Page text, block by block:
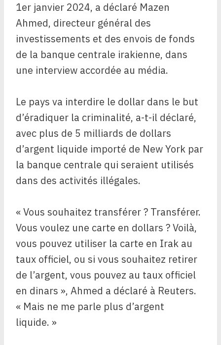
1er janvier 2024, a déclaré Mazen
Ahmed, directeur général des
investissements et des envois de fonds
de la banque centrale irakienne, dans
une interview accordée au média.
Le pays va interdire le dollar dans le but
d’éradiquer la criminalité, a-t-il déclaré,
avec plus de 5 milliards de dollars
d’argent liquide importé de New York par
la banque centrale qui seraient utilisés
dans des activités illégales.
« Vous souhaitez transférer ? Transférer.
Vous voulez une carte en dollars ? Voilà,
vous pouvez utiliser la carte en Irak au
taux officiel, ou si vous souhaitez retirer
de l’argent, vous pouvez au taux officiel
en dinars », Ahmed a déclaré à Reuters.
« Mais ne me parle plus d’argent
liquide. »